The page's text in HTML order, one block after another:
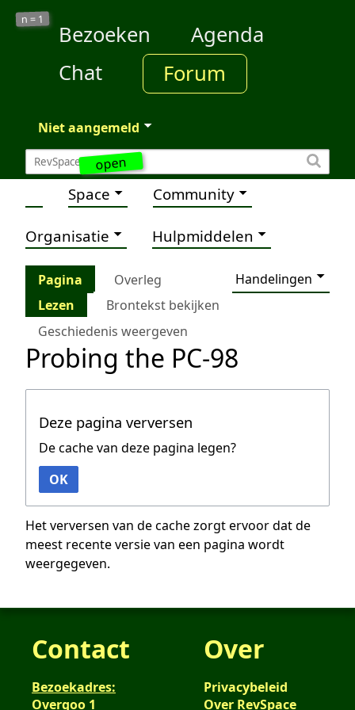
open
n = 1
Bezoeken
Agenda
Chat
Forum
Niet aangemeld
Space Community
Organisatie Hulpmiddelen
Pagina Overleg
Handelingen
Lezen
Brontekst bekijken
Geschiedenis weergeven
Probing the PC-98
Deze pagina verversen
De cache van deze pagina legen?
OK
Het verversen van de cache zorgt ervoor dat de
meest recente versie van een pagina wordt
weergegeven.
Contact
Bezoekadres:
Overgoo 1
Over
Privacybeleid
Over RevSpace